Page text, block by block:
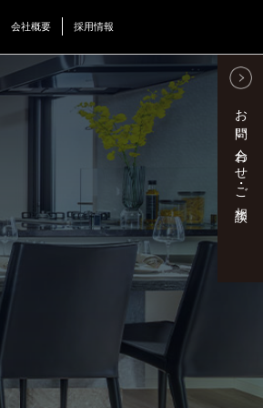
会社概要 採用情報
お問い合わせ・ご相談